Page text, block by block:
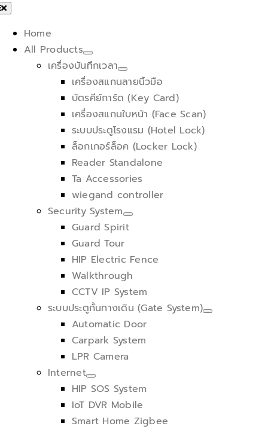
Skip
contentHome
All Products
เครื่องบันทึกเวลา
เครื่องสแกนลายนิ้วมือ
บัตรคีย์การ์ด (Key Card)
เครื่องสแกนใบหน้า (Face Scan)
ระบบประตูโรงแรม (Hotel Lock)
ล็อกเกอร์ล็อค (Locker Lock)
Reader Standalone
Ta Accessories
wiegand controller
Security System
Guard Spirit
Guard Tour
HIP Electric Fence
Walkthrough
CCTV IP System
ระบบประตูกั้นทางเดิน (Gate System)
Automatic Door
Carpark System
LPR Camera
Internet
HIP SOS System
IoT DVR Mobile
Smart Home Zigbee